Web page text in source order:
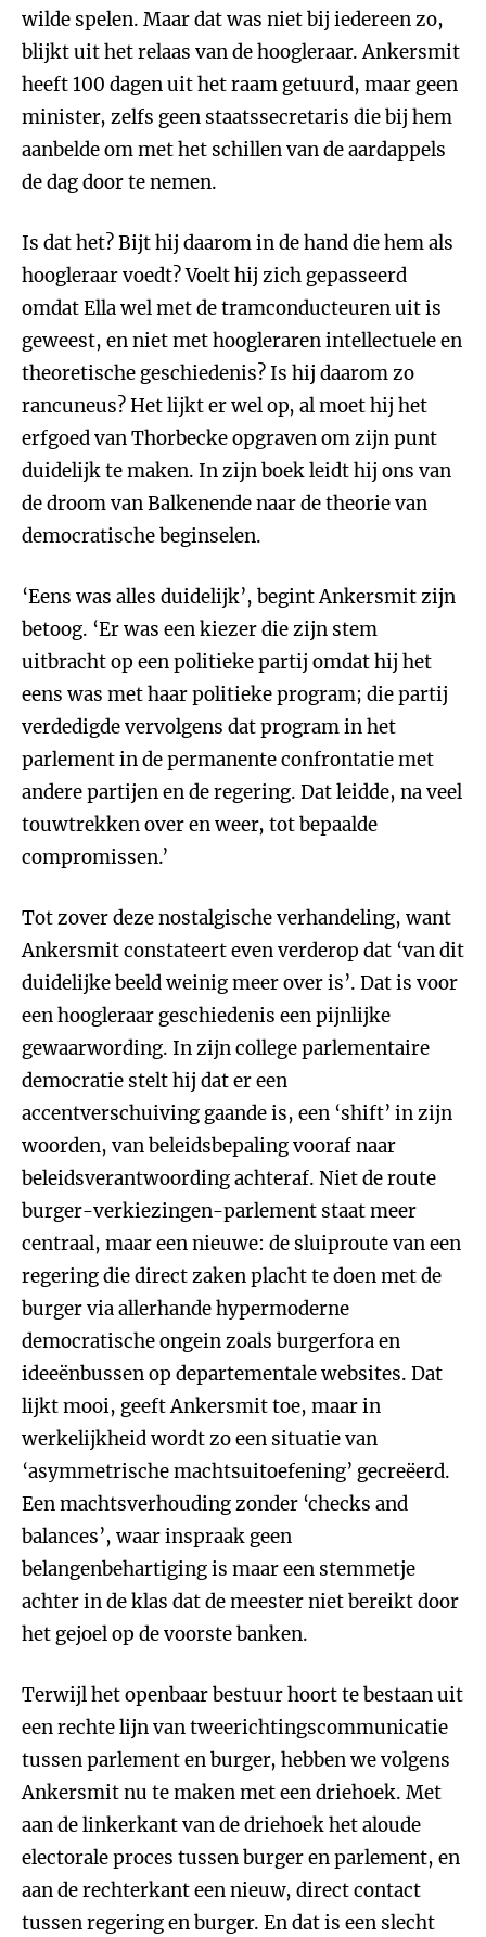
wilde spelen. Maar dat was niet bij iedereen zo,
blijkt uit het relaas van de hoogleraar. Ankersmit
heeft 100 dagen uit het raam getuurd, maar geen
minister, zelfs geen staatssecretaris die bij hem
aanbelde om met het schillen van de aardappels
de dag door te nemen.
Is dat het? Bijt hij daarom in de hand die hem als
hoogleraar voedt? Voelt hij zich gepasseerd
omdat Ella wel met de tramconducteuren uit is
geweest, en niet met hoogleraren intellectuele en
theoretische geschiedenis? Is hij daarom zo
rancuneus? Het lijkt er wel op, al moet hij het
erfgoed van Thorbecke opgraven om zijn punt
duidelijk te maken. In zijn boek leidt hij ons van
de droom van Balkenende naar de theorie van
democratische beginselen.
‘Eens was alles duidelijk’, begint Ankersmit zijn
betoog. ‘Er was een kiezer die zijn stem
uitbracht op een politieke partij omdat hij het
eens was met haar politieke program; die partij
verdedigde vervolgens dat program in het
parlement in de permanente confrontatie met
andere partijen en de regering. Dat leidde, na veel
touwtrekken over en weer, tot bepaalde
compromissen.’
Tot zover deze nostalgische verhandeling, want
Ankersmit constateert even verderop dat ‘van dit
duidelijke beeld weinig meer over is’. Dat is voor
een hoogleraar geschiedenis een pijnlijke
gewaarwording. In zijn college parlementaire
democratie stelt hij dat er een
accentverschuiving gaande is, een ‘shift’ in zijn
woorden, van beleidsbepaling vooraf naar
beleidsverantwoording achteraf. Niet de route
burger-verkiezingen-parlement staat meer
centraal, maar een nieuwe: de sluiproute van een
regering die direct zaken placht te doen met de
burger via allerhande hypermoderne
democratische ongein zoals burgerfora en
ideeënbussen op departementale websites. Dat
lijkt mooi, geeft Ankersmit toe, maar in
werkelijkheid wordt zo een situatie van
‘asymmetrische machtsuitoefening’ gecreëerd.
Een machtsverhouding zonder ‘checks and
balances’, waar inspraak geen
belangenbehartiging is maar een stemmetje
achter in de klas dat de meester niet bereikt door
het gejoel op de voorste banken.
Terwijl het openbaar bestuur hoort te bestaan uit
een rechte lijn van tweerichtingscommunicatie
tussen parlement en burger, hebben we volgens
Ankersmit nu te maken met een driehoek. Met
aan de linkerkant van de driehoek het aloude
electorale proces tussen burger en parlement, en
aan de rechterkant een nieuw, direct contact
tussen regering en burger. En dat is een slecht